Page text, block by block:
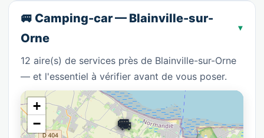
🚐 Camping-car — Blainville-sur-
Orne
12 aire(s) de services près de Blainville-sur-Orne
— et l'essentiel à vérifier avant de vous poser.
🚐
🚐
🚐
🚐
+
−